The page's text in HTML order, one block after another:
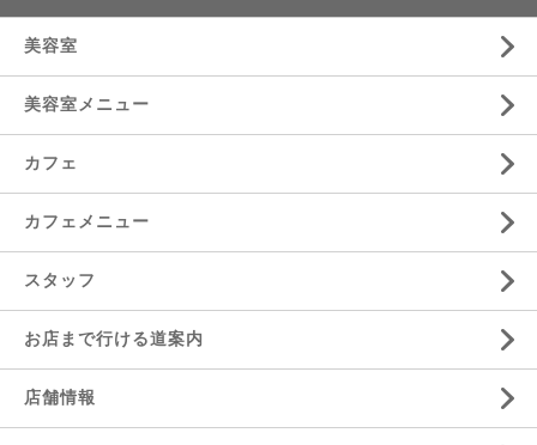
美容室
美容室メニュー
カフェ
カフェメニュー
スタッフ
お店まで行ける道案内
店舗情報